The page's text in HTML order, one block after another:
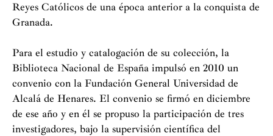
Reyes Católicos de una época anterior a la conquista de
Granada.
Para el estudio y catalogación de su colección, la
Biblioteca Nacional de España impulsó en 2010 un
convenio con la Fundación General Universidad de
Alcalá de Henares. El convenio se firmó en diciembre
de ese año y en él se propuso la participación de tres
investigadores, bajo la supervisión científica del